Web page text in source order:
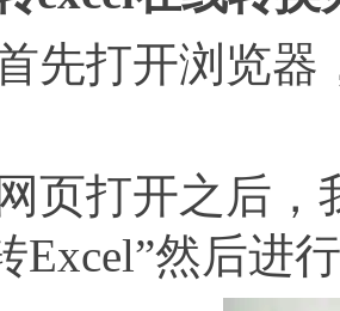
打开浏览器，
打开之后，
Excel”然后进